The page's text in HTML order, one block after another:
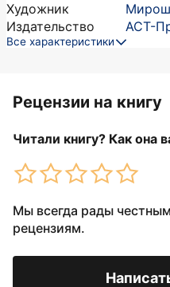
Художник
Издательство
АСТ-
Все характеристики
Рецензии на книгу
Читали книгу? Как она
Мы всегда рады
рецензиям.